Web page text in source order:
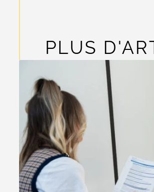
PLUS